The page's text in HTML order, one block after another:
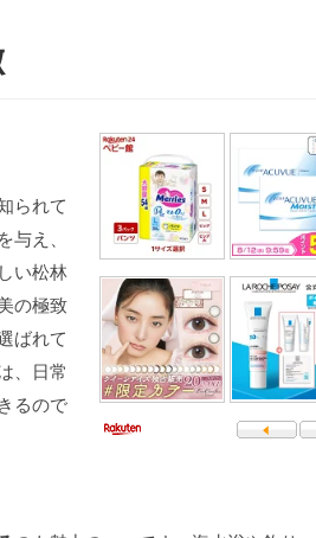
られて
え、
い松林
の極致
ばれて
、日常
るので